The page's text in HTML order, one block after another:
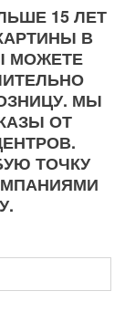
15 ЛЕТ
В
МОЖЕТЕ
МЫ
ОТ
ТОЧКУ